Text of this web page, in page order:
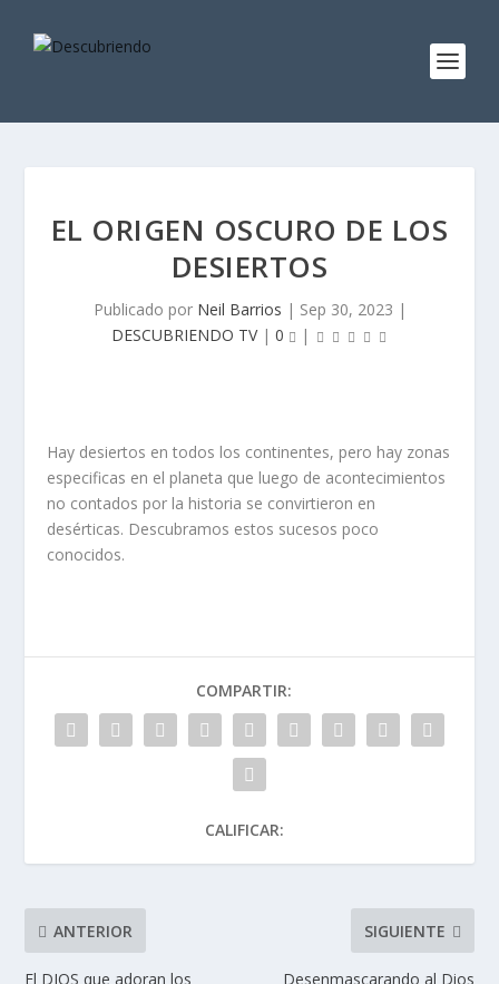
EL ORIGEN OSCURO DE LOS
DESIERTOS
Publicado por Neil Barrios | Sep 30, 2023 |
DESCUBRIENDO TV| 0 |
Hay desiertos en todos los continentes, pero hay zonas
especificas en el planeta que luego de acontecimientos
no contados por la historia se convirtieron en
desérticas. Descubramos estos sucesos poco
conocidos.
COMPARTIR:
CALIFICAR:
ANTERIOR
El DIOS que adoran los
SIGUIENTE
Desenmascarando al Dios